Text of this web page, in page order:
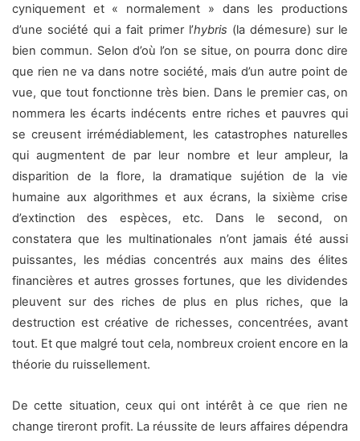
cyniquement et « normalement » dans les productions
d’une société qui a fait primer l’hybris (la démesure) sur le
bien commun. Selon d’où l’on se situe, on pourra donc dire
que rien ne va dans notre société, mais d’un autre point de
vue, que tout fonctionne très bien. Dans le premier cas, on
nommera les écarts indécents entre riches et pauvres qui
se creusent irrémédiablement, les catastrophes naturelles
qui augmentent de par leur nombre et leur ampleur, la
disparition de la flore, la dramatique sujétion de la vie
humaine aux algorithmes et aux écrans, la sixième crise
d’extinction des espèces, etc. Dans le second, on
constatera que les multinationales n’ont jamais été aussi
puissantes, les médias concentrés aux mains des élites
financières et autres grosses fortunes, que les dividendes
pleuvent sur des riches de plus en plus riches, que la
destruction est créative de richesses, concentrées, avant
tout. Et que malgré tout cela, nombreux croient encore en la
théorie du ruissellement.
De cette situation, ceux qui ont intérêt à ce que rien ne
change tireront profit. La réussite de leurs affaires dépendra